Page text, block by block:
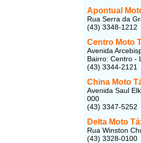
Apontual
Rua Serra da
(43) 3348-1212
Centro Moto
Avenida
Bairro: Centro -
(43) 3344-2121
China Moto
Avenida Saul
000
(43) 3347-5252
Delta Moto
Rua Winston
(43) 3328-0100